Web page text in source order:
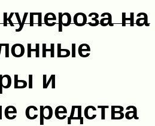
на
и
средства